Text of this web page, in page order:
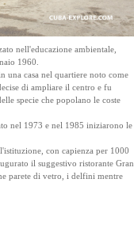
nell'educazione ambientale,
1960.
una casa nel quartiere noto come
di ampliare il centro e fu
specie che popolano le coste
nel 1973 e nel 1985 iniziarono le
con capienza per 1000
il suggestivo ristorante Gran
parete di vetro, i delfini mentre